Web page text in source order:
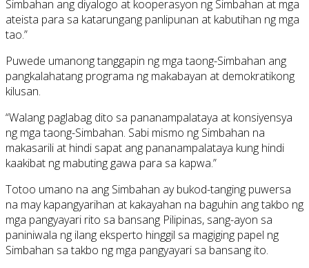
Simbahan ang diyalogo at kooperasyon ng Simbahan at mga
ateista para sa katarungang panlipunan at kabutihan ng mga
tao.”
Puwede umanong tanggapin ng mga taong-Simbahan ang
pangkalahatang programa ng makabayan at demokratikong
kilusan.
“Walang paglabag dito sa pananampalataya at konsiyensya
ng mga taong-Simbahan. Sabi mismo ng Simbahan na
makasarili at hindi sapat ang pananampalataya kung hindi
kaakibat ng mabuting gawa para sa kapwa.”
Totoo umano na ang Simbahan ay bukod-tanging puwersa
na may kapangyarihan at kakayahan na baguhin ang takbo ng
mga pangyayari rito sa bansang Pilipinas, sang-ayon sa
paniniwala ng ilang eksperto hinggil sa magiging papel ng
Simbahan sa takbo ng mga pangyayari sa bansang ito.